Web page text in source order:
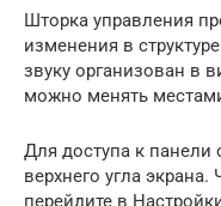
Шторка управления
изменения в
звуку организован в
можно менять
Для доступа к панели
верхнего угла
перейдите в